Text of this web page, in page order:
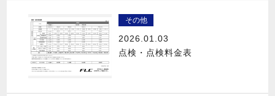
その他
2026.01.03
点検・点検料金表